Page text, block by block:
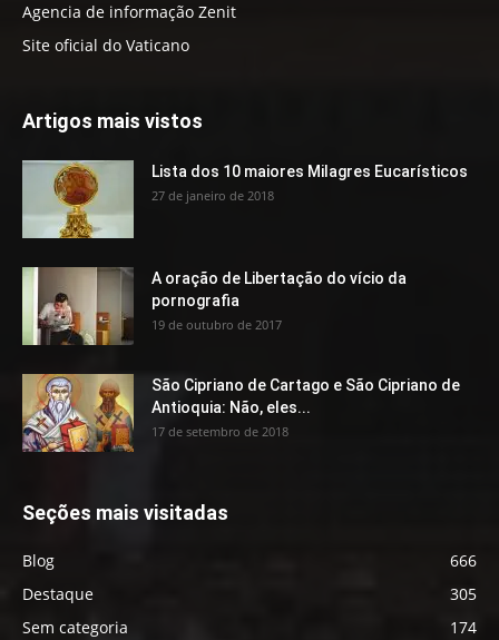
Agencia de informação Zenit
Site oficial do Vaticano
Artigos mais vistos
Lista dos 10 maiores Milagres Eucarísticos
27 de janeiro de 2018
A oração de Libertação do vício da
pornografia
19 de outubro de 2017
São Cipriano de Cartago e São Cipriano de
Antioquia: Não, eles...
17 de setembro de 2018
Seções mais visitadas
Blog
666
Destaque
305
Sem categoria
174